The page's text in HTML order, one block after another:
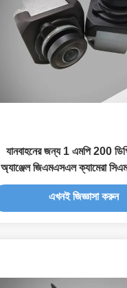
যানবাহনের জন্য 1 এমপি 200
অ্যাঞ্জেল জিএমএসএল ক্যামেরা
যানবাহন এলভিডিএস
এখনই জিজ্ঞাসা করুন